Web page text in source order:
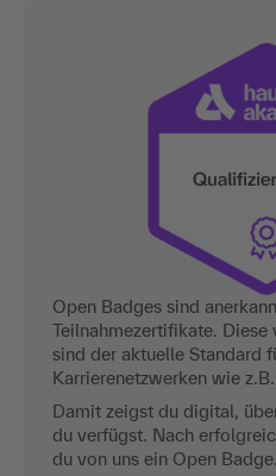
Open Badges sind
Teilnahmezertifikate.
sind der aktuelle Standard
Karrierenetzwerken wie
Damit zeigst du digital,
du verfügst. Nach
du von uns ein Open Badge.